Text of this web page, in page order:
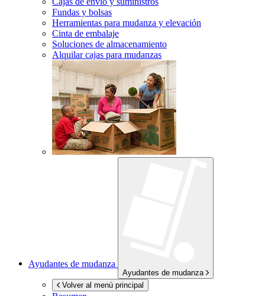
Fundas y bolsas
Herramientas para mudanza y elevación
Cinta de embalaje
Soluciones de almacenamiento
Alquilar cajas para mudanzas
Ayudantes de mudanza
Ayudantes de mudanza
Volver al menú principal